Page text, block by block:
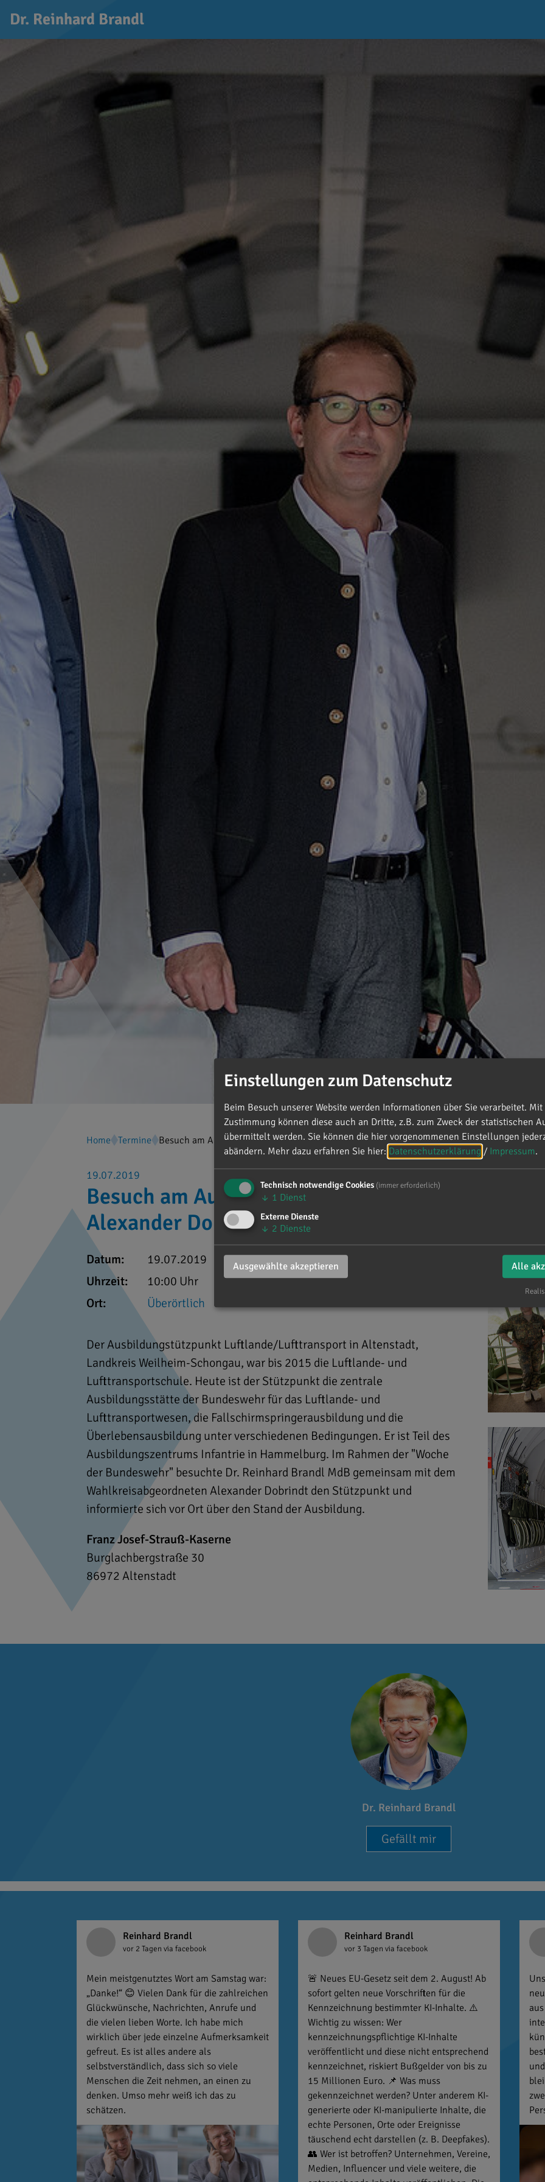
Dr. Reinhard Brandl
Home Termine Besuch am Ausbildungsstützpunkt Luftlande/Luftstransport mit Alexander Dobrindt MdB
19.07.2019
Besuch am Ausbildungsstützpunkt Luftlande/
Alexander Dobrindt MdB
Datum:
19.07.2019
Uhrzeit:
10:00 Uhr
Ort:
Überörtlich
Der Ausbildungstützpunkt Luftlande/Lufttransport in Altenstadt,
Landkreis Weilheim-Schongau, war bis 2015 die Luftlande- und
Lufttransportschule. Heute ist der Stützpunkt die zentrale
Ausbildungsstätte der Bundeswehr für das Luftlande- und
Lufttransportwesen, die Fallschirmspringerausbildung und die
Überlebensausbildung unter verschiedenen Bedingungen. Er ist Teil des
Ausbildungszentrums Infantrie in Hammelburg. Im Rahmen der "Woche
der Bundeswehr" besuchte Dr. Reinhard Brandl MdB gemeinsam mit dem
Wahlkreisabgeordneten Alexander Dobrindt den Stützpunkt und
informierte sich vor Ort über den Stand der Ausbildung.
Franz Josef-Strauß-Kaserne
Burglachbergstraße 30
86972 Altenstadt
Dr. Reinhard Brandl
Gefällt mir
Reinhard Brandl
vor 2 Tagen via facebook
Mein meistgenutztes Wort am Samstag war:
„Danke!“ 😊 Vielen Dank für die zahlreichen
Glückwünsche, Nachrichten, Anrufe und
die vielen lieben Worte. Ich habe mich
wirklich über jede einzelne Aufmerksamkeit
gefreut. Es ist alles andere als
selbstverständlich, dass sich so viele
Menschen die Zeit nehmen, an einen zu
denken. Umso mehr weiß ich das zu
schätzen.
Reinhard Brandl
vor 3 Tagen via facebook
🚨 Neues EU-Gesetz seit dem 2. August! Ab
sofort gelten neue Vorschriften für die
Kennzeichnung bestimmter KI-Inhalte. ⚠️
Wichtig zu wissen: Wer
kennzeichnungspflichtige KI-Inhalte
veröffentlicht und diese nicht entsprechend
kennzeichnet, riskiert Bußgelder von bis zu
15 Millionen Euro. 📌 Was muss
gekennzeichnet werden? Unter anderem KI-
generierte oder KI-manipulierte Inhalte, die
echte Personen, Orte oder Ereignisse
täuschend echt darstellen (z. B. Deepfakes).
👥 Wer ist betroffen? Unternehmen, Vereine,
Medien, Influencer und viele weitere, die
Einstellungen zum Datenschutz
Beim Besuch unserer Website werden Informationen über Sie verarbeitet.
Zustimmung können diese auch an Dritte, z.B. zum Zweck der statistischen
übermittelt werden. Sie können die hier vorgenommenen Einstellungen
abändern. Mehr dazu erfahren Sie hier: Datenschutzerklärung / Impressum.
Technisch notwendige Cookies (immer erforderlich)
↓ 1 Dienst
Externe Dienste
↓ 2 Dienste
Ausgewählte akzeptieren Alle